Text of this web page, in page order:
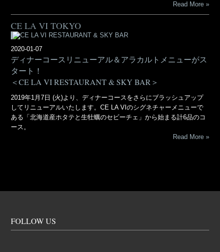
Read More
CE LA VI TOKYO
2020-01-07
ディナーコースリニューアル＆アラカルトメニューがス
タート！
＜CE LA VI RESTAURANT & SKY BAR＞
2019年1月7日 (火)より、ディナーコースをさらにブラッシュアップ
してリニューアルいたします。CE LA VIのシグネチャーメニューで
ある「北海道産ホタテと生牡蠣のセビーチェ」から始まる計6品のコ
ース。
Read More
FOLLOW US